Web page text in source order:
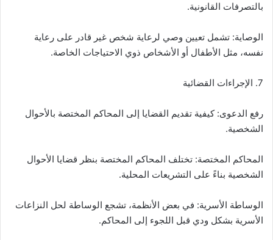
بالتصرفات القانونية.
الوصاية: تشمل تعيين وصي لرعاية شخص غير قادر على رعاية
نفسه، مثل الأطفال أو الأشخاص ذوي الاحتياجات الخاصة.
7. الإجراءات القضائية
رفع الدعوى: كيفية تقديم القضايا إلى المحاكم المختصة بالأحوال
الشخصية.
المحاكم المختصة: تختلف المحاكم المختصة بنظر قضايا الأحوال
الشخصية بناءً على التشريعات المحلية.
الوساطة الأسرية: في بعض الأنظمة، تشجع الوساطة لحل النزاعات
الأسرية بشكل ودي قبل اللجوء إلى المحاكم.